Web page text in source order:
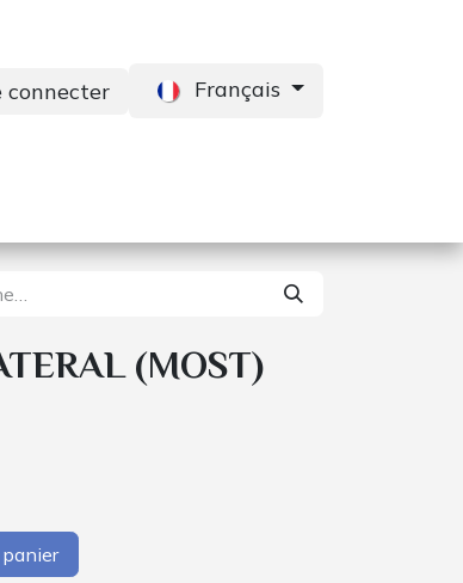
connecter Français
(MOST)